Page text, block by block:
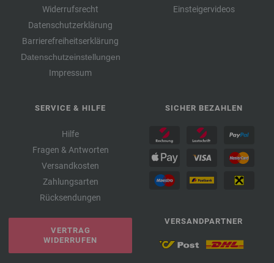
Widerrufsrecht
Datenschutzerklärung
Barrierefreiheitserklärung
Datenschutzeinstellungen
Impressum
Einsteigervideos
SERVICE & HILFE
Hilfe
Fragen & Antworten
Versandkosten
Zahlungsarten
Rücksendungen
VERTRAG
WIDERRUFEN
SICHER BEZAHLEN
VERSANDPARTNER